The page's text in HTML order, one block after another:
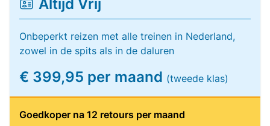
Altijd Vrij
Onbeperkt reizen met alle treinen in Nederland,
zowel in de spits als in de daluren
€ 399,95 per maand (tweede klas)
Goedkoper na 12 retours per maand